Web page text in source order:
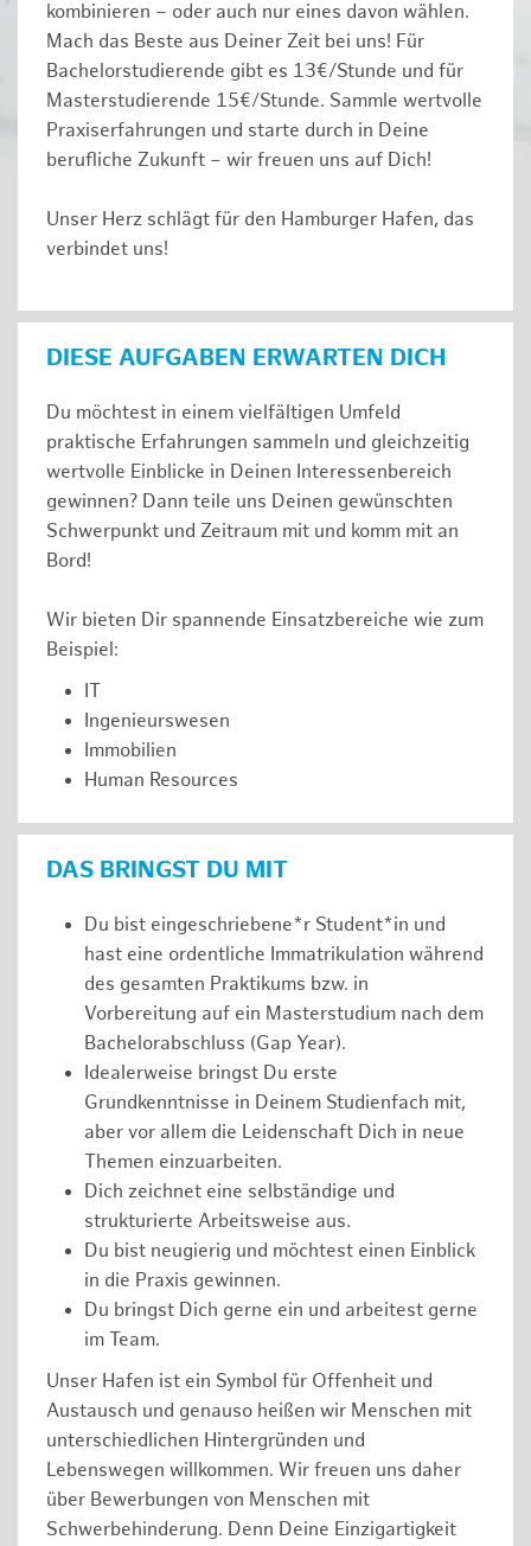
kombinieren – oder auch nur eines davon wählen.
Mach das Beste aus Deiner Zeit bei uns! Für
Bachelorstudierende gibt es 13€/Stunde und für
Masterstudierende 15€/Stunde. Sammle wertvolle
Praxiserfahrungen und starte durch in Deine
berufliche Zukunft – wir freuen uns auf Dich!
Unser Herz schlägt für den Hamburger Hafen, das
verbindet uns!
DIESE AUFGABEN ERWARTEN DICH
Du möchtest in einem vielfältigen Umfeld
praktische Erfahrungen sammeln und gleichzeitig
wertvolle Einblicke in Deinen Interessenbereich
gewinnen? Dann teile uns Deinen gewünschten
Schwerpunkt und Zeitraum mit und komm mit an
Bord!
Wir bieten Dir spannende Einsatzbereiche wie zum
Beispiel:
IT
Ingenieurswesen
Immobilien
Human Resources
DAS BRINGST DU MIT
Du bist eingeschriebene*r Student*in und
hast eine ordentliche Immatrikulation während
des gesamten Praktikums bzw. in
Vorbereitung auf ein Masterstudium nach dem
Bachelorabschluss (Gap Year).
Idealerweise bringst Du erste
Grundkenntnisse in Deinem Studienfach mit,
aber vor allem die Leidenschaft Dich in neue
Themen einzuarbeiten.
Dich zeichnet eine selbständige und
strukturierte Arbeitsweise aus.
Du bist neugierig und möchtest einen Einblick
in die Praxis gewinnen.
Du bringst Dich gerne ein und arbeitest gerne
im Team.
Unser Hafen ist ein Symbol für Offenheit und
Austausch und genauso heißen wir Menschen mit
unterschiedlichen Hintergründen und
Lebenswegen willkommen. Wir freuen uns daher
über Bewerbungen von Menschen mit
Schwerbehinderung. Denn Deine Einzigartigkeit